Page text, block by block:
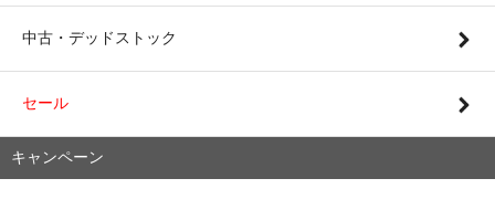
中古・デッドストック
セール
キャンペーン